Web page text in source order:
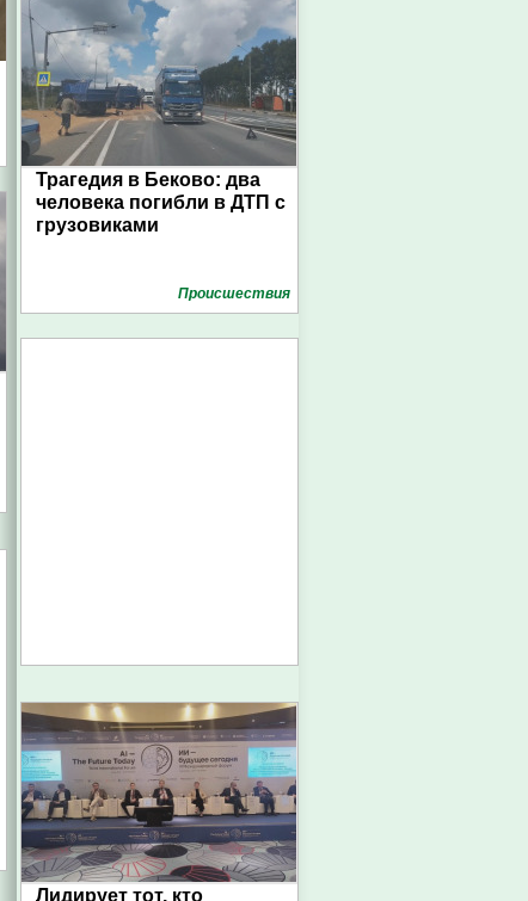
Трагедия в Беково: два
человека погибли в ДТП с
грузовиками
Проиcшествия
Лидирует тот, кто